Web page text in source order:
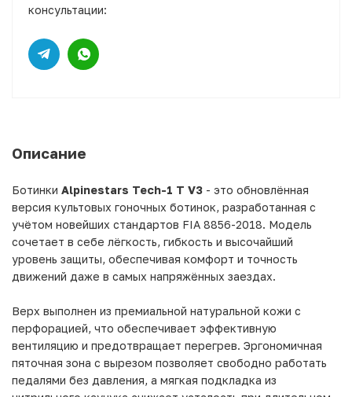
консультации:
Описание
Ботинки Alpinestars Tech-1 T V3 - это обновлённая
версия культовых гоночных ботинок, разработанная с
учётом новейших стандартов FIA 8856-2018. Модель
сочетает в себе лёгкость, гибкость и высочайший
уровень защиты, обеспечивая комфорт и точность
движений даже в самых напряжённых заездах.
Верх выполнен из премиальной натуральной кожи с
перфорацией, что обеспечивает эффективную
вентиляцию и предотвращает перегрев. Эргономичная
пяточная зона с вырезом позволяет свободно работать
педалями без давления, а мягкая подкладка из